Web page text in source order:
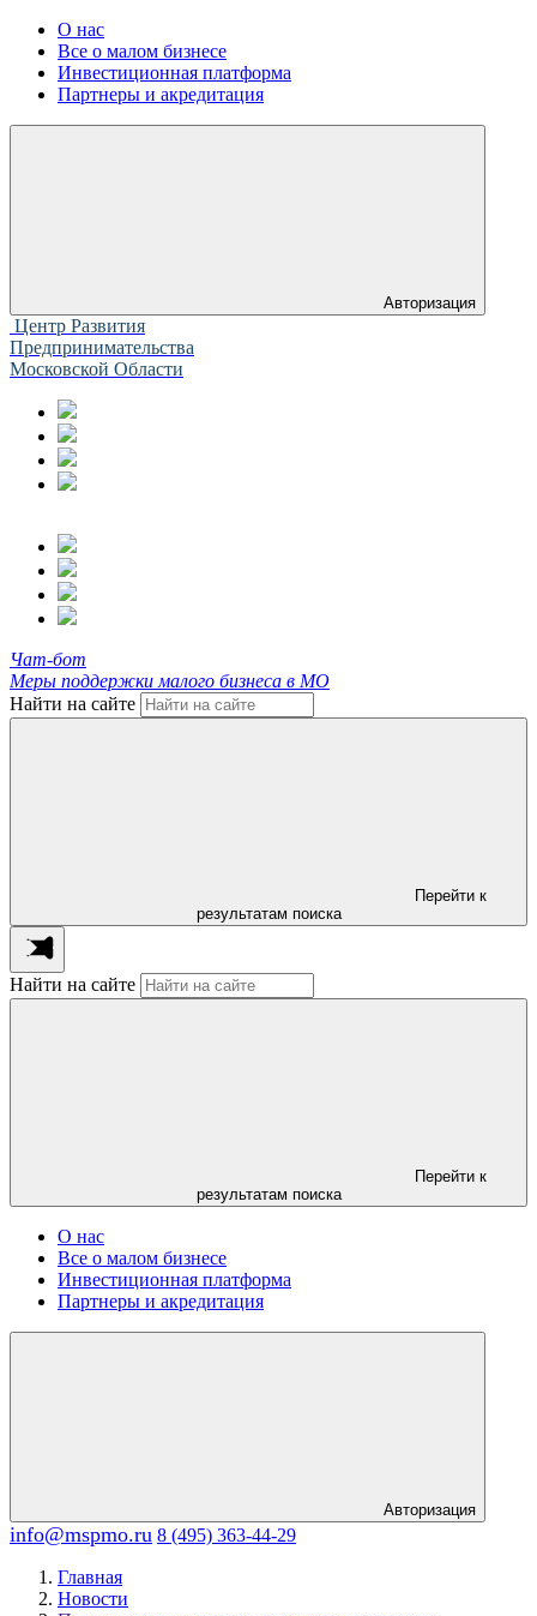
О нас
Все о малом бизнесе
Инвестиционная платформа
Партнеры и акредитация
Авторизация
Центр Развития
Предпринимательства
Московской Области
Чат-бот
Меры поддержки малого бизнеса в МО
Найти на сайте
Перейти к
результатам поиска
Найти на сайте
Перейти к
результатам поиска
О нас
Все о малом бизнесе
Инвестиционная платформа
Партнеры и акредитация
Авторизация
info@mspmo.ru 8 (495) 363-44-29
Главная
Новости